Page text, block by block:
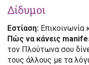
Δίδυμοι
Εστίαση: Επικοινωνία
Πώς να κάνεις
τον Πλούτωνα σου
τους άλλους με τα